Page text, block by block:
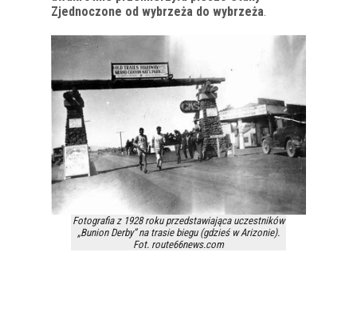
Zjednoczone od wybrzeża do wybrzeża.
Fotografia z 1928 roku przedstawiająca uczestników
„Bunion Derby” na trasie biegu (gdzieś w Arizonie).
Fot. route66news.com